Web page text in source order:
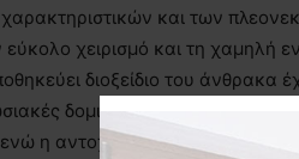
και των
χειρισμό και τη χαμηλή
διοξείδιο του άνθρακα
δομικές ικανότητες. Η
η αντοχή του σε εφελκυσμό